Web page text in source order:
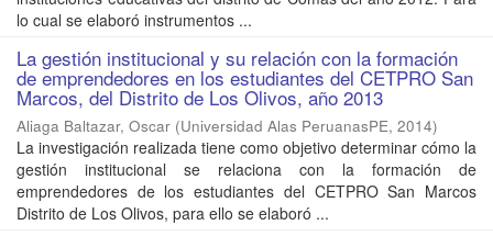
lo cual se elaboró instrumentos ...
La gestión institucional y su relación con la formación
de emprendedores en los estudiantes del CETPRO San
Marcos, del Distrito de Los Olivos, año 2013
Aliaga Baltazar, Oscar (Universidad Alas PeruanasPE, 2014)
La investigación realizada tiene como objetivo determinar cómo la
gestión institucional se relaciona con la formación de
emprendedores de los estudiantes del CETPRO San Marcos
Distrito de Los Olivos, para ello se elaboró ...